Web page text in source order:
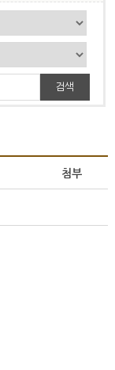
검색
첨부